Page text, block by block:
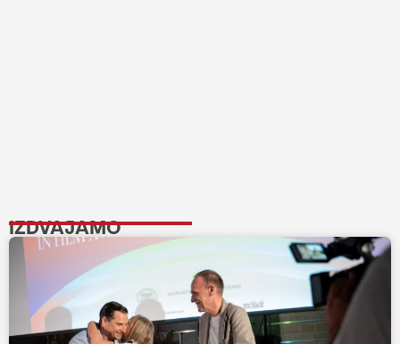
IZDVAJAMO